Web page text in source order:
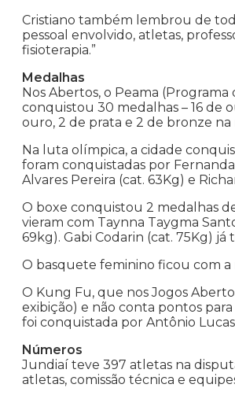
Cristiano também lembrou de
pessoal envolvido, atletas,
fisioterapia.”
Medalhas
Nos Abertos, o Peama
conquistou 30 medalhas – 16 de
ouro, 2 de prata e 2 de bronze na
Na luta olímpica, a cidade
foram conquistadas por
Alvares Pereira (cat. 63Kg) e
O boxe conquistou 2 medalhas
vieram com Taynna Taygma
69kg). Gabi Codarin (cat. 75Kg)
O basquete feminino ficou com
O Kung Fu, que nos Jogos
exibição) e não conta pontos
foi conquistada por Antônio
Números
Jundiaí teve 397 atletas na
atletas, comissão técnica e